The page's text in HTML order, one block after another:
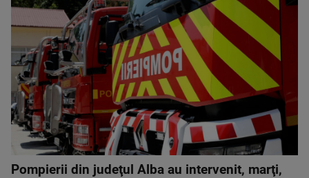
Pompierii din judeţul Alba au intervenit, marţi,